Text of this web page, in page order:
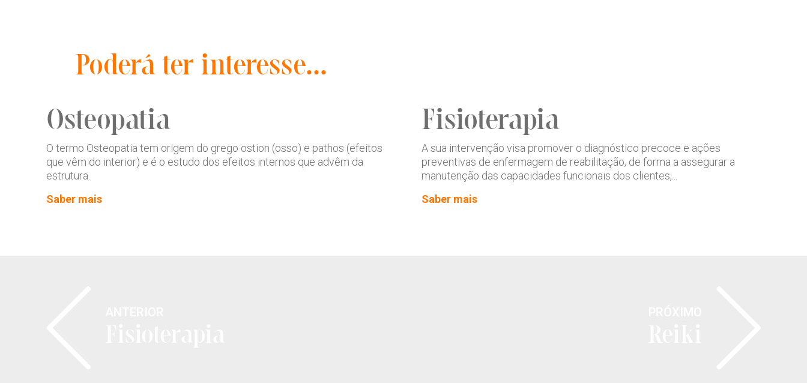
Poderá ter interesse...
Osteopatia
O termo Osteopatia tem origem do grego ostion (osso) e pathos (efeitos
que vêm do interior) e é o estudo dos efeitos internos que advêm da
estrutura.
Saber mais
Fisioterapia
A sua intervenção visa promover o diagnóstico precoce e ações
preventivas de enfermagem de reabilitação, de forma a assegurar a
manutenção das capacidades funcionais dos clientes,...
Saber mais